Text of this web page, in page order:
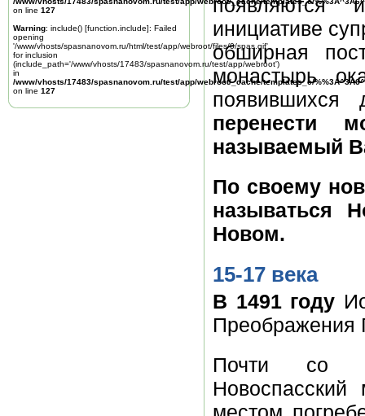
появляются
инициативе
обширная
монастырь
появившихся
перенести
называемый
По своему
называться
Новом.
15-17 века
В 1491 году
Преображения
Почти со
Новоспасский
on line 127
Warning: include() [function.include]: Failed
opening
'/www/vhosts/spasnanovom.ru/html/test/app/webroot/files/0/spas.gif'
for inclusion
(include_path='/www/vhosts/17483/spasnanovom.ru/test/app/webroot')
in
/www/vhosts/17483/spasnanovom.ru/test/app/webroot/_cache/templates_c/
on line 127